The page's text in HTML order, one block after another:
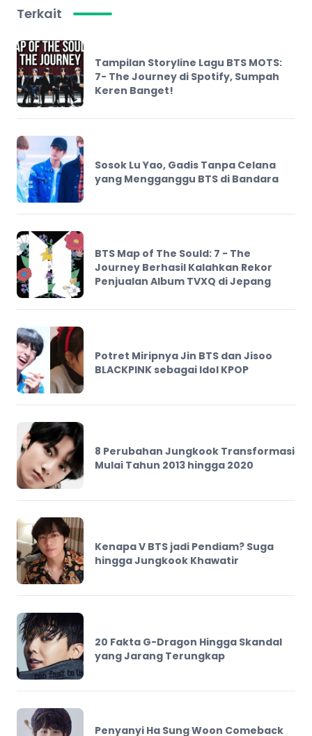
Terkait
Tampilan Storyline Lagu BTS MOTS:
7- The Journey di Spotify, Sumpah
Keren Banget!
Sosok Lu Yao, Gadis Tanpa Celana
yang Mengganggu BTS di Bandara
BTS Map of The Sould: 7 - The
Journey Berhasil Kalahkan Rekor
Penjualan Album TVXQ di Jepang
Potret Miripnya Jin BTS dan Jisoo
BLACKPINK sebagai Idol KPOP
8 Perubahan Jungkook Transformasi
Mulai Tahun 2013 hingga 2020
Kenapa V BTS jadi Pendiam? Suga
hingga Jungkook Khawatir
20 Fakta G-Dragon Hingga Skandal
yang Jarang Terungkap
Penyanyi Ha Sung Woon Comeback